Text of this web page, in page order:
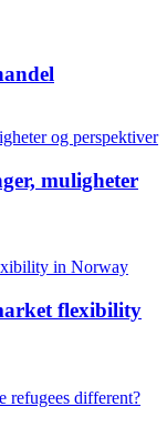
muligheter
flexibility